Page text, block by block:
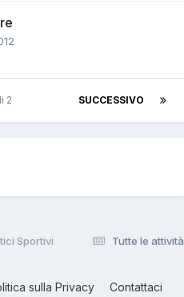
SUCCESSIVO
2
Tutte le attività
Sportivi
sulla Privacy Contattaci